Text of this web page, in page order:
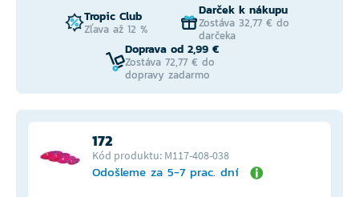
Tropic Club
Zľava až 12 %
Darček k nákupu
Zostáva 32,77 € do
darčeka
Doprava od 2,99 €
Zostáva 72,77 € do
dopravy zadarmo
172
Kód produktu: M117-408-038
Odošleme za 5-7 prac. dní